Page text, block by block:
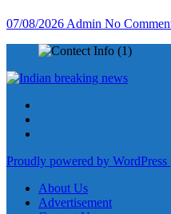
07/08/2026 Admin No
Proudly powered by WordPress
About Us
Advertisement